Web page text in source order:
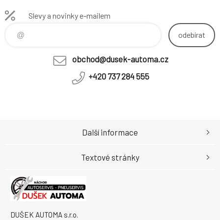
Slevy a novinky e-mailem
odebírat
obchod@dusek-automa.cz
+420 737 284 555
DUŠEK AUTOMA s.r.o.
Další informace
Textové stránky